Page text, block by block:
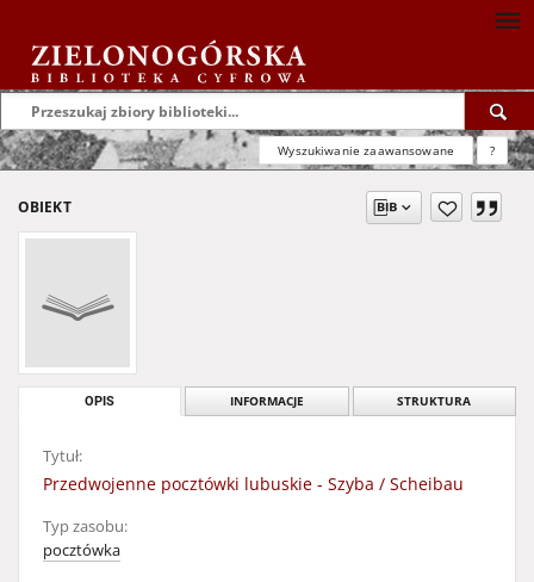
Wyszukiwanie zaawansowane ?
OBIEKT
OPIS INFORMACJE STRUKTURA
Tytuł:
Przedwojenne pocztówki lubuskie - Szyba / Scheibau
Typ zasobu:
pocztówka